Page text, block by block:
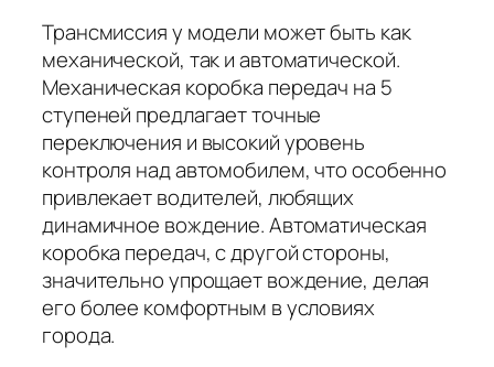
Трансмиссия у модели может быть как
механической, так и автоматической.
Механическая коробка передач на 5
ступеней предлагает точные
переключения и высокий уровень
контроля над автомобилем, что особенно
привлекает водителей, любящих
динамичное вождение. Автоматическая
коробка передач, с другой стороны,
значительно упрощает вождение, делая
его более комфортным в условиях
города.